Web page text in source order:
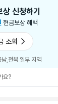
신청하기
현금보상 혜택
조회
,전북 일부 지역
요?